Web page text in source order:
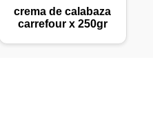
crema de calabaza
carrefour x 250gr